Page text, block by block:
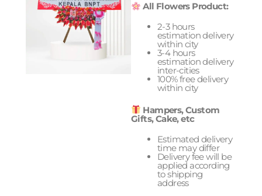
All Flowers Product:
2-3 hours
estimation delivery
within city
3-4 hours
estimation delivery
inter-cities
100% free delivery
within city
Hampers, Custom
Gifts, Cake, etc
Estimated delivery
time may differ
Delivery fee will be
applied according
to shipping
address